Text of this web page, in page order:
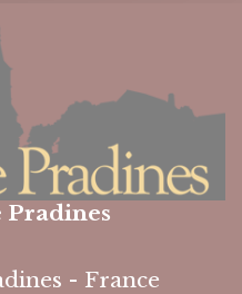
Pradines
- France